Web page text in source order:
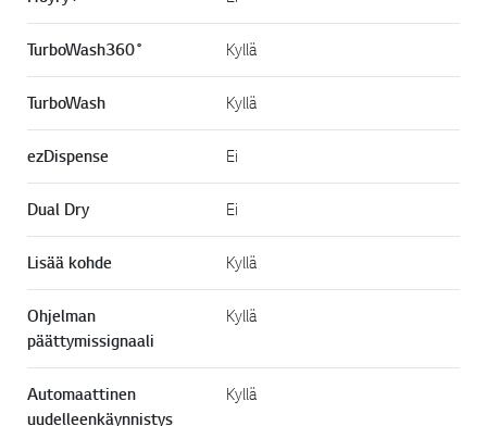
TurboWash360˚ Kyllä
TurboWash Kyllä
ezDispense Ei
Dual Dry Ei
Lisää kohde Kyllä
Ohjelman
päättymissignaali
Kyllä
Automaattinen
uudelleenkäynnistys
Kyllä